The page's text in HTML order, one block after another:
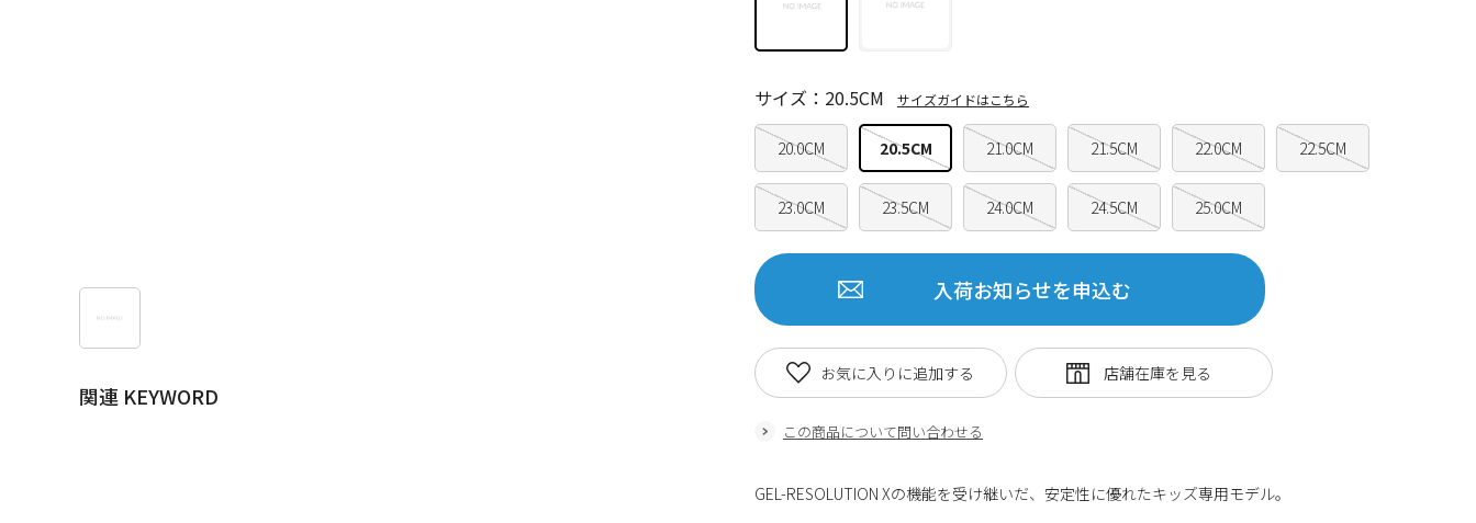
関連 KEYWORD
20.0CM 20.5CM 21.0CM 21.5CM 22.0CM 22.5CM
23.0CM 23.5CM 24.0CM 24.5CM 25.0CM
サイズ：20.5CM サイズガイドはこちら
入荷お知らせを申込む
この商品について問い合わせる
お気に入りに追加する
GEL-RESOLUTION Xの機能を受け継いだ、安定性に優れたキッズ専用モデル。